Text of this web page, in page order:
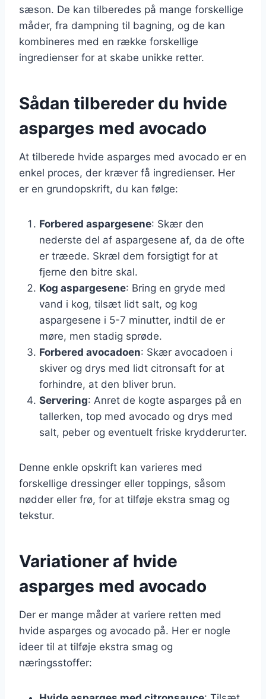
sæson. De kan tilberedes på mange forskellige
måder, fra dampning til bagning, og de kan
kombineres med en række forskellige
ingredienser for at skabe unikke retter.
Sådan tilbereder du hvide
asparges med avocado
At tilberede hvide asparges med avocado er en
enkel proces, der kræver få ingredienser. Her
er en grundopskrift, du kan følge:
Forbered aspargesene: Skær den
nederste del af aspargesene af, da de ofte
er træede. Skræl dem forsigtigt for at
fjerne den bitre skal.
Kog aspargesene: Bring en gryde med
vand i kog, tilsæt lidt salt, og kog
aspargesene i 5-7 minutter, indtil de er
møre, men stadig sprøde.
Forbered avocadoen: Skær avocadoen i
skiver og drys med lidt citronsaft for at
forhindre, at den bliver brun.
Servering: Anret de kogte asparges på en
tallerken, top med avocado og drys med
salt, peber og eventuelt friske krydderurter.
Denne enkle opskrift kan varieres med
forskellige dressinger eller toppings, såsom
nødder eller frø, for at tilføje ekstra smag og
tekstur.
Variationer af hvide
asparges med avocado
Der er mange måder at variere retten med
hvide asparges og avocado på. Her er nogle
ideer til at tilføje ekstra smag og
næringsstoffer: